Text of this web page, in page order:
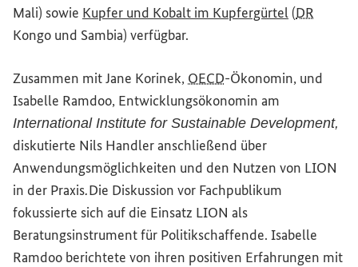
Mali) sowie Kupfer und Kobalt im Kupfergürtel(Externer
(DR
Kongo und Sambia) verfügbar.
Zusammen mit Jane Korinek, OECD-Ökonomin, und
Isabelle Ramdoo, Entwicklungsökonomin am
International Institute for Sustainable Development,
diskutierte Nils Handler anschließend über
Anwendungsmöglichkeiten und den Nutzen von LION
in der Praxis.Die Diskussion vor Fachpublikum
fokussierte sich auf die Einsatz LION als
Beratungsinstrument für Politikschaffende. Isabelle
Ramdoo berichtete von ihren positiven Erfahrungen mit